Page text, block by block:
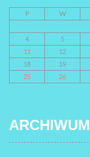
P W
4
5
11
12
18
19
25
26
ARCHIWUM